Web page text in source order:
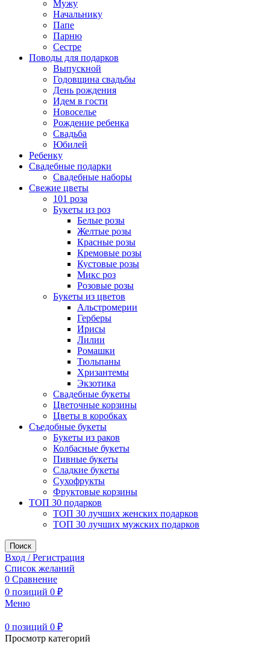
Мужу
Начальнику
Папе
Парню
Сестре
Поводы для подарков
Выпускной
Годовщина свадьбы
День рождения
Идем в гости
Новоселье
Рождение ребенка
Свадьба
Юбилей
Ребенку
Свадебные подарки
Свадебные наборы
Свежие цветы
101 роза
Букеты из роз
Белые розы
Желтые розы
Красные розы
Кремовые розы
Кустовые розы
Микс роз
Розовые розы
Букеты из цветов
Альстромерии
Герберы
Ириcы
Лилии
Ромашки
Тюльпаны
Хризантемы
Экзотика
Свадебные букеты
Цветочные корзины
Цветы в коробках
Съедобные букеты
Букеты из раков
Колбасные букеты
Пивные букеты
Сладкие букеты
Сухофрукты
Фруктовые корзины
ТОП 30 подарков
ТОП 30 лучших женских подарков
ТОП 30 лучших мужских подарков
Поиск
Вход / Регистрация
Список желаний
0 Сравнение
0 позиций 0 ₽
Меню
0 позиций 0 ₽
Просмотр категорий